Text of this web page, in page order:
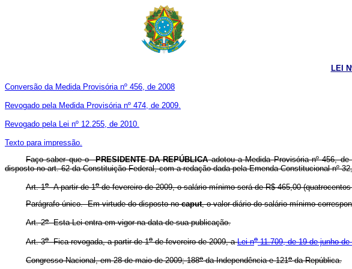
LEI
Conversão da Medida Provisória nº 456, de 2008
Revogado pela Medida Provisória nº 474, de 2009.
Revogado pela Lei nº 12.255, de 2010.
Texto para impressão.
Faço saber que oPRESIDENTE DA REPÚBLICAadotou a Medida Provisória nº 456,
disposto no art. 62 da Constituição Federal, com a redação dada pela Emenda Constitucional nº
Art. 1oA partir de 1ode fevereiro de 2009, o salário mínimo será de R$ 465,00
Parágrafo único. Em virtude do disposto nocaput, o valor diário do salário mínimo
Art. 2oEsta Lei entra em vigor na data de sua publicação.
Art. 3oFica revogada, a partir de 1ode fevereiro de 2009, aLei no11.709, de 19 de junho de
Congresso Nacional, em 28 de maio de 2009; 188oda Independência e 121oda República.